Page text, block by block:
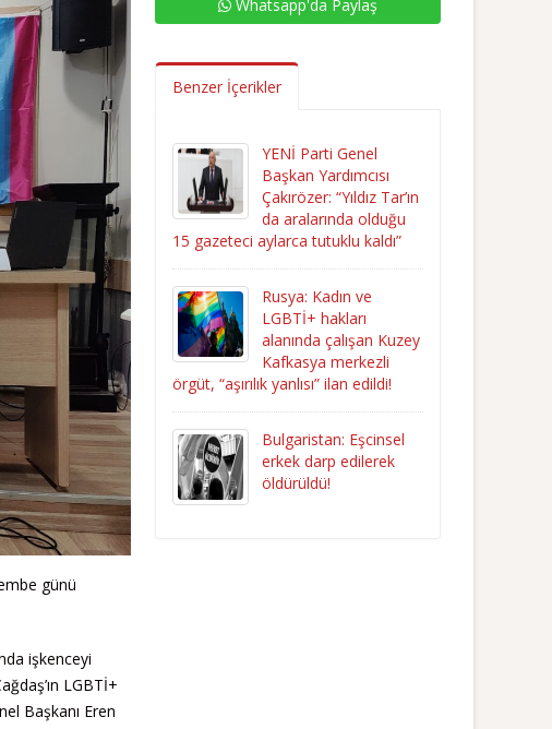
günü
işkenceyi
LGBTİ+
Başkanı Eren
Whatsapp'da Paylaş
Benzer İçerikler
YENİ Parti Genel
Başkan Yardımcısı
Çakırözer: “Yıldız Tar’ın
da aralarında olduğu
15 gazeteci aylarca tutuklu kaldı”
Rusya: Kadın ve
LGBTİ+ hakları
alanında çalışan Kuzey
Kafkasya merkezli
örgüt, “aşırılık yanlısı” ilan edildi!
Bulgaristan: Eşcinsel
erkek darp edilerek
öldürüldü!